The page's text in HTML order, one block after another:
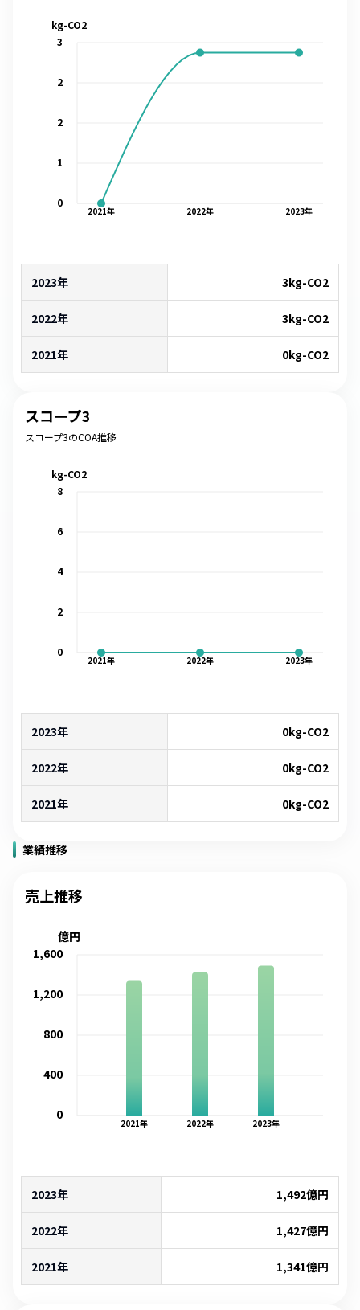
2021年 2022年 2023年
0
1
2
2
3
kg-CO2
2023年 3kg-CO2
2022年 3kg-CO2
2021年 0kg-CO2
スコープ3
スコープ3のCOA推移
2021年 2022年 2023年
0
2
4
6
8
kg-CO2
2023年 0kg-CO2
2022年 0kg-CO2
2021年 0kg-CO2
業績推移
売上推移
2021年 2022年 2023年
0
400
800
1,200
1,600
億円
2023年 1,492億円
2022年 1,427億円
2021年 1,341億円